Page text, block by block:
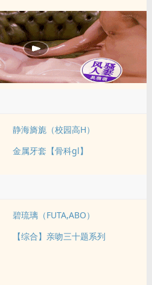
静海旖旎（校园高H）
金属牙套【骨科gl】
碧琉璃（FUTA,ABO）
【综合】亲吻三十题系列